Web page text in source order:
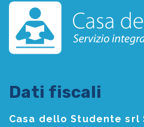
Dati fiscali
Casa dello Studente